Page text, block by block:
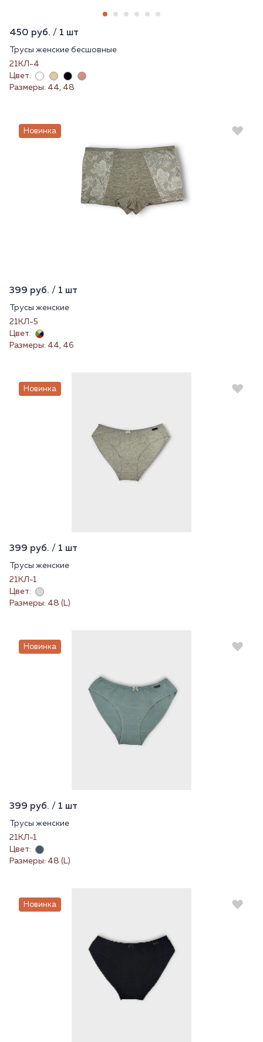
450 руб. / 1 шт
Трусы женские бесшовные
21КЛ-4
Цвет:
Размеры: 44, 48
Новинка
399 руб. / 1 шт
Трусы женские
21КЛ-5
Цвет:
Размеры: 44, 46
Новинка
399 руб. / 1 шт
Трусы женские
21КЛ-1
Цвет:
Размеры: 48 (L)
Новинка
399 руб. / 1 шт
Трусы женские
21КЛ-1
Цвет:
Размеры: 48 (L)
Новинка